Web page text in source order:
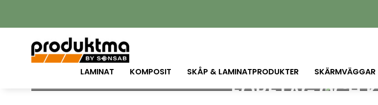
LAMINAT KOMPOSIT SKÅP & LAMINATPRODUKTER SKÄRMVÄGGAR
FÖRETAG OCH